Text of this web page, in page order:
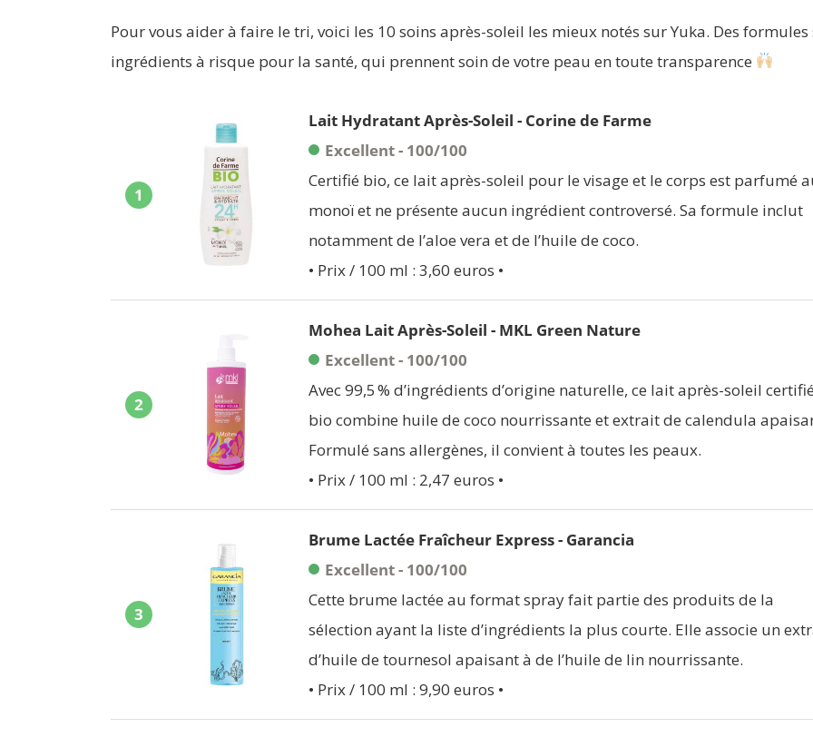
Pour vous aider à faire le tri, voici les 10 soins après-soleil les mieux notés sur Yuka. Des formules
ingrédients à risque pour la santé, qui prennent soin de votre peau en toute transparence
1
Lait Hydratant Après-Soleil - Corine de Farme
Excellent - 100/100
Certifié bio, ce lait après-soleil pour le visage et le corps est parfumé
monoï et ne présente aucun ingrédient controversé. Sa formule inclut
notamment de l’aloe vera et de l’huile de coco.
• Prix / 100 ml : 3,60 euros •
2
Mohea Lait Après-Soleil - MKL Green Nature
Excellent - 100/100
Avec 99,5 % d’ingrédients d’origine naturelle, ce lait après-soleil
bio combine huile de coco nourrissante et extrait de calendula
Formulé sans allergènes, il convient à toutes les peaux.
• Prix / 100 ml : 2,47 euros •
3
Brume Lactée Fraîcheur Express - Garancia
Excellent - 100/100
Cette brume lactée au format spray fait partie des produits de la
sélection ayant la liste d’ingrédients la plus courte. Elle associe un
d’huile de tournesol apaisant à de l’huile de lin nourrissante.
• Prix / 100 ml : 9,90 euros •